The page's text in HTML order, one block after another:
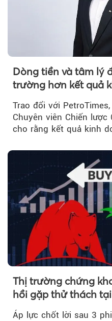
Dòng tiền và tâm lý
trường hơn kết quả
Trao đổi với
Chuyên viên Chiến lược
cho rằng kết quả kinh
Thị trường chứng
hồi gặp thử thách
Index giảm gần 9
Áp lực chốt lời sau 3